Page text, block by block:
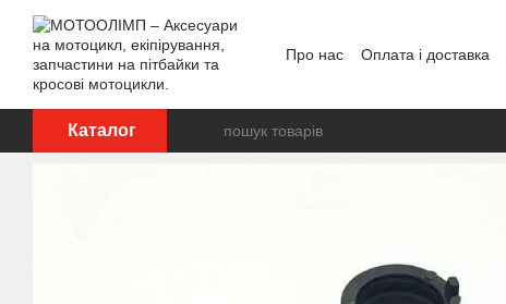
Перейти до основного контенту
Про нас Оплата і доставка
Каталог